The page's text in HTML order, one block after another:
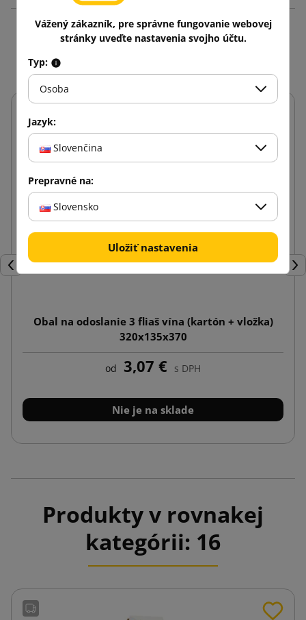
Mohlo by vás zaujať aj
Späť
Obal na odoslanie 3 fliaš vína (kartón + vložka)
320x135x370
od 3,07 € s DPH
Nie je na sklade
Produkty v rovnakej
kategórii: 16
Vážený zákazník, pre správne fungovanie webovej
stránky uveďte nastavenia svojho účtu.
Typ:
Osoba
Jazyk:
Slovenčina
Prepravné na:
Slovensko
Uložiť nastavenia